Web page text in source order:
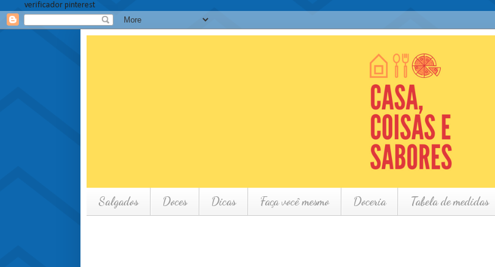
verificador pinterest
Salgados Doces Dicas Faça você mesmo Doceria Tabela de medidas